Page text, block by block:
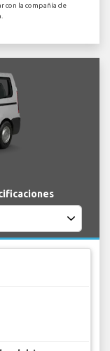
con la compañía de